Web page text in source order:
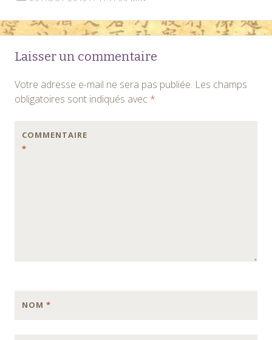
Laisser un commentaire
Votre adresse e-mail ne sera pas publiée. Les champs
obligatoires sont indiqués avec *
COMMENTAIRE
*
NOM *